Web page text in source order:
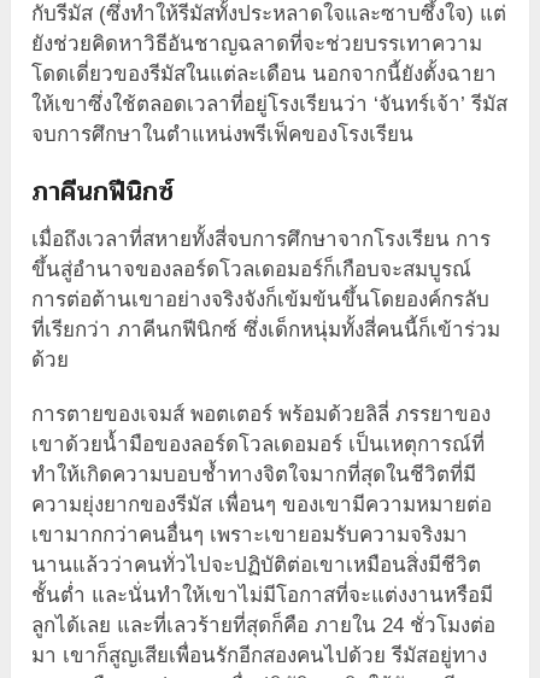
กับรีมัส (ซึ่งทำให้รีมัสทั้งประหลาดใจและซาบซึ้งใจ) แต่
ยังช่วยคิดหาวิธีอันชาญฉลาดที่จะช่วยบรรเทาความ
โดดเดี่ยวของรีมัสในแต่ละเดือน นอกจากนี้ยังตั้งฉายา
ให้เขาซึ่งใช้ตลอดเวลาที่อยู่โรงเรียนว่า ‘จันทร์เจ้า’ รีมัส
จบการศึกษาในตำแหน่งพรีเฟ็คของโรงเรียน
ภาคีนกฟีนิกซ์
เมื่อถึงเวลาที่สหายทั้งสี่จบการศึกษาจากโรงเรียน การ
ขึ้นสู่อำนาจของลอร์ดโวลเดอมอร์ก็เกือบจะสมบูรณ์
การต่อต้านเขาอย่างจริงจังก็เข้มข้นขึ้นโดยองค์กรลับ
ที่เรียกว่า ภาคีนกฟีนิกซ์ ซึ่งเด็กหนุ่มทั้งสี่คนนี้ก็เข้าร่วม
ด้วย
การตายของเจมส์ พอตเตอร์ พร้อมด้วยลิลี่ ภรรยาของ
เขาด้วยน้ำมือของลอร์ดโวลเดอมอร์ เป็นเหตุการณ์ที่
ทำให้เกิดความบอบช้ำทางจิตใจมากที่สุดในชีวิตที่มี
ความยุ่งยากของรีมัส เพื่อนๆ ของเขามีความหมายต่อ
เขามากกว่าคนอื่นๆ เพราะเขายอมรับความจริงมา
นานแล้วว่าคนทั่วไปจะปฏิบัติต่อเขาเหมือนสิ่งมีชีวิต
ชั้นต่ำ และนั่นทำให้เขาไม่มีโอกาสที่จะแต่งงานหรือมี
ลูกได้เลย และที่เลวร้ายที่สุดก็คือ ภายใน 24 ชั่วโมงต่อ
มา เขาก็สูญเสียเพื่อนรักอีกสองคนไปด้วย รีมัสอยู่ทาง